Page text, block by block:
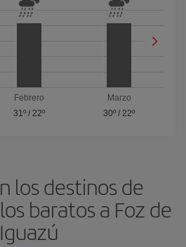
Febrero
31º/ 22º
Marzo
30º /22º
los destinos de
baratos a Foz de
Iguazú